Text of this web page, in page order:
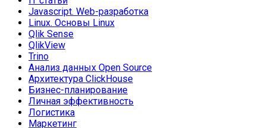
Javascript. Web-разработка
Linux. Основы Linux
Qlik Sense
QlikView
Trino
Анализ данных Open Source
Архитектура ClickHouse
Бизнес-планирование
Личная эффективность
Логистика
Маркетинг